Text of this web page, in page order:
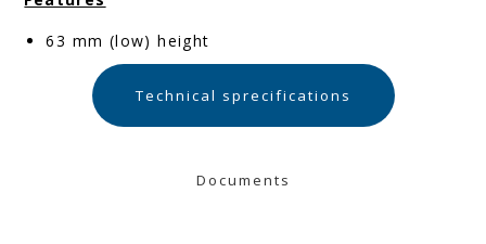
63 mm (low) height
Technical sprecifications
Documents